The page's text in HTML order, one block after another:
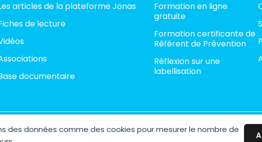
des données comme des cookies pour mesurer le nombre de
articles de la plateforme Jonas
de lecture
documentaire
Formation en ligne
gratuite
Formation certificante de
Référent de Prévention
Réflexion sur une
labellisation
Jonas – Espace Collaboratif contre la pédocriminalité